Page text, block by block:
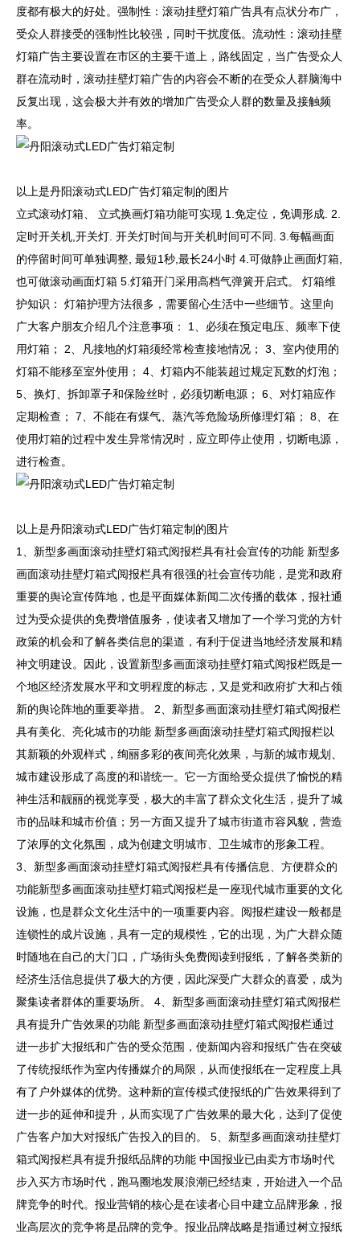
度都有极大的好处。强制性：滚动挂壁灯箱广告具有点状分布广，
受众人群接受的强制性比较强，同时干扰度低。流动性：滚动挂壁
灯箱广告主要设置在市区的主要干道上，路线固定，当广告受众人
群在流动时，滚动挂壁灯箱广告的内容会不断的在受众人群脑海中
反复出现，这会极大并有效的增加广告受众人群的数量及接触频
率。
以上是丹阳滚动式LED广告灯箱定制的图片
立式滚动灯箱、 立式换画灯箱功能可实现 1.免定位，免调形成. 2.
定时开关机,开关灯. 开关灯时间与开关机时间可不同. 3.每幅画面
的停留时间可单独调整, 最短1秒,最长24小时 4.可做静止画面灯箱,
也可做滚动画面灯箱 5.灯箱开门采用高档气弹簧开启式。 灯箱维
护知识： 灯箱护理方法很多，需要留心生活中一些细节。这里向
广大客户朋友介绍几个注意事项： 1、必须在预定电压、频率下使
用灯箱； 2、凡接地的灯箱须经常检查接地情况； 3、室内使用的
灯箱不能移至室外使用； 4、灯箱内不能装超过规定瓦数的灯泡；
5、换灯、拆卸罩子和保险丝时，必须切断电源； 6、对灯箱应作
定期检查； 7、不能在有煤气、蒸汽等危险场所修理灯箱； 8、在
使用灯箱的过程中发生异常情况时，应立即停止使用，切断电源，
进行检查。
以上是丹阳滚动式LED广告灯箱定制的图片
1、新型多画面滚动挂壁灯箱式阅报栏具有社会宣传的功能 新型多
画面滚动挂壁灯箱式阅报栏具有很强的社会宣传功能，是党和政府
重要的舆论宣传阵地，也是平面媒体新闻二次传播的载体，报社通
过为受众提供的免费增值服务，使读者又增加了一个学习党的方针
政策的机会和了解各类信息的渠道，有利于促进当地经济发展和精
神文明建设。因此，设置新型多画面滚动挂壁灯箱式阅报栏既是一
个地区经济发展水平和文明程度的标志，又是党和政府扩大和占领
新的舆论阵地的重要举措。 2、新型多画面滚动挂壁灯箱式阅报栏
具有美化、亮化城市的功能 新型多画面滚动挂壁灯箱式阅报栏以
其新颖的外观样式，绚丽多彩的夜间亮化效果，与新的城市规划、
城市建设形成了高度的和谐统一。它一方面给受众提供了愉悦的精
神生活和靓丽的视觉享受，极大的丰富了群众文化生活，提升了城
市的品味和城市价值；另一方面又提升了城市街道市容风貌，营造
了浓厚的文化氛围，成为创建文明城市、卫生城市的形象工程。
3、新型多画面滚动挂壁灯箱式阅报栏具有传播信息、方便群众的
功能新型多画面滚动挂壁灯箱式阅报栏是一座现代城市重要的文化
设施，也是群众文化生活中的一项重要内容。阅报栏建设一般都是
连锁性的成片设施，具有一定的规模性，它的出现，为广大群众随
时随地在自己的大门口，广场街头免费阅读到报纸，了解各类新的
经济生活信息提供了极大的方便，因此深受广大群众的喜爱，成为
聚集读者群体的重要场所。 4、新型多画面滚动挂壁灯箱式阅报栏
具有提升广告效果的功能 新型多画面滚动挂壁灯箱式阅报栏通过
进一步扩大报纸和广告的受众范围，使新闻内容和报纸广告在突破
了传统报纸作为室内传播媒介的局限，从而使报纸在一定程度上具
有了户外媒体的优势。这种新的宣传模式使报纸的广告效果得到了
进一步的延伸和提升，从而实现了广告效果的最大化，达到了促使
广告客户加大对报纸广告投入的目的。 5、新型多画面滚动挂壁灯
箱式阅报栏具有提升报纸品牌的功能 中国报业已由卖方市场时代
步入买方市场时代，跑马圈地发展浪潮已经结束，开始进入一个品
牌竞争的时代。报业营销的核心是在读者心目中建立品牌形象，报
业高层次的竞争将是品牌的竞争。报业品牌战略是指通过树立报纸